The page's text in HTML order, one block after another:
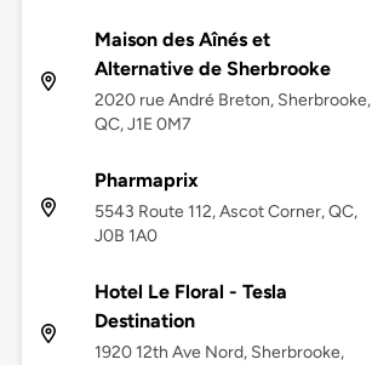
Maison des Aînés et
Alternative de Sherbrooke
2020 rue André Breton, Sherbrooke,
QC, J1E 0M7
Pharmaprix
5543 Route 112, Ascot Corner, QC,
J0B 1A0
Hotel Le Floral - Tesla
Destination
1920 12th Ave Nord, Sherbrooke,